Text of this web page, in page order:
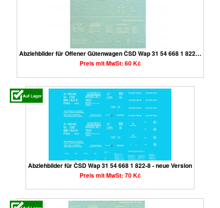
Abziehbilder für Offener Gütenwagen ČSD Wap 31 54 668 1 822…
Preis mit MwSt: 60 Kč
Abziehbilder für ČSD Wap 31 54 668 1 822-8 - neue Version
Preis mit MwSt: 70 Kč